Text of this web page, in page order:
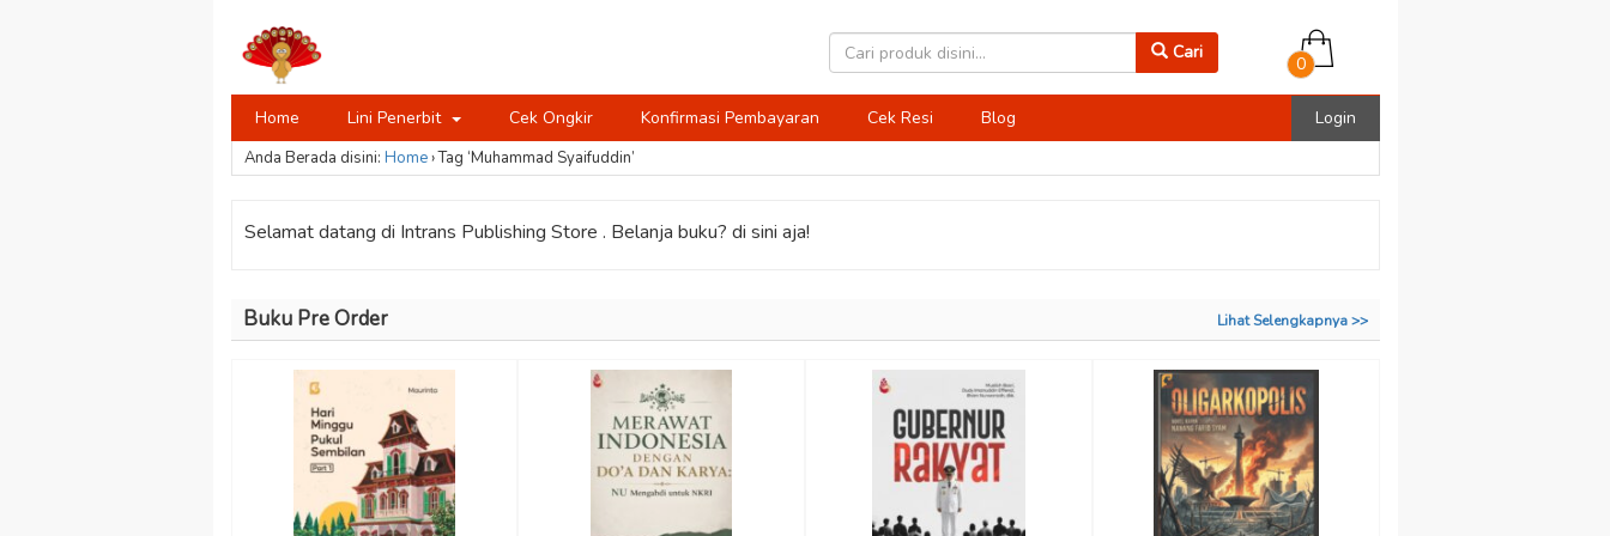
Cari
0
Home Lini Penerbit Cek Ongkir Konfirmasi Pembayaran Cek Resi Blog Login
Anda Berada disini: Home›Tag ‘Muhammad Syaifuddin’
Selamat datang di Intrans Publishing Store . Belanja buku? di sini aja!
Buku Pre Order Lihat Selengkapnya >>